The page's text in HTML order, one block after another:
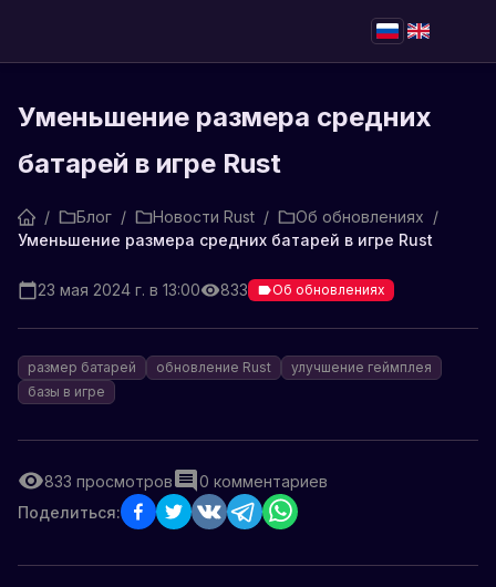
Уменьшение размера средних
батарей в игре Rust
/ Блог / Новости Rust / Об обновлениях /
Уменьшение размера средних батарей в игре Rust
23 мая 2024 г. в 13:00 833 Об обновлениях
размер батарей обновление Rust
улучшение геймплея
базы в игре
833 просмотров 0 комментариев
Поделиться: